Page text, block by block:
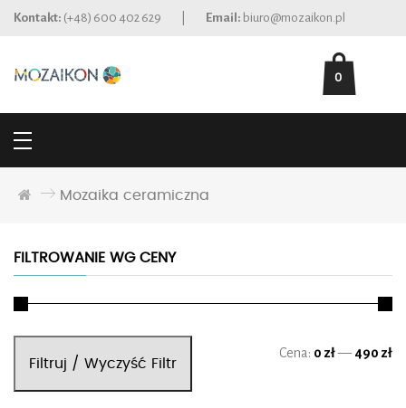
Kontakt: (+48) 600 402 629 Email: biuro@mozaikon.pl
0
Mozaika ceramiczna
FILTROWANIE WG CENY
Filtruj / Wyczyść Filtr
Cena: 0 zł— 490 zł